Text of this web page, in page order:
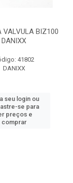
VALVULA BIZ100
DANIXX
41802
DANIXX
seu login ou
se para
preços e
comprar